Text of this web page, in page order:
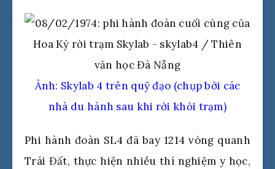
Ảnh: Skylab 4 trên quỹ đạo (chụp bởi các
nhà du hành sau khi rời khỏi trạm)
Phi hành đoàn SL4 đã bay 1214 vòng quanh
Trái Đất, thực hiện nhiều thí nghiệm y học,